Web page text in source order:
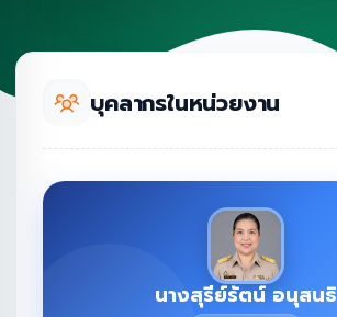
บุคลากรในหน่วยงาน
นางสุรีย์รัตน์ อนุสนธิ